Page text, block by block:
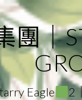
｜
Eagle 2